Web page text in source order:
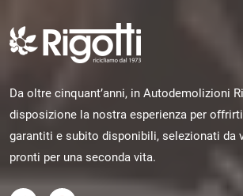
Da oltre cinquant’anni, in Autodemolizioni
disposizione la nostra esperienza per
garantiti e subito disponibili, selezionati da
pronti per una seconda vita.